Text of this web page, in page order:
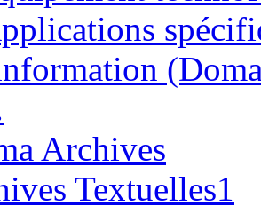
Archives
Textuelles1